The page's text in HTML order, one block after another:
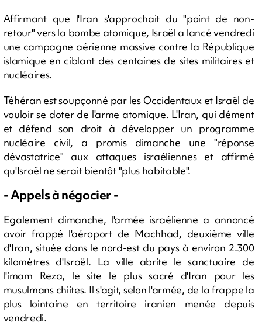
Affirmant que l'Iran s'approchait du "point de non-
retour" vers la bombe atomique, Israël a lancé vendredi
une campagne aérienne massive contre la République
islamique en ciblant des centaines de sites militaires et
nucléaires.
Téhéran est soupçonné par les Occidentaux et Israël de
vouloir se doter de l'arme atomique. L'Iran, qui dément
et défend son droit à développer un programme
nucléaire civil, a promis dimanche une "réponse
dévastatrice" aux attaques israéliennes et affirmé
qu'Israël ne serait bientôt "plus habitable".
- Appels à négocier -
Egalement dimanche, l'armée israélienne a annoncé
avoir frappé l'aéroport de Machhad, deuxième ville
d'Iran, située dans le nord-est du pays à environ 2.300
kilomètres d'Israël. La ville abrite le sanctuaire de
l'imam Reza, le site le plus sacré d'Iran pour les
musulmans chiites. Il s'agit, selon l'armée, de la frappe la
plus lointaine en territoire iranien menée depuis
vendredi.